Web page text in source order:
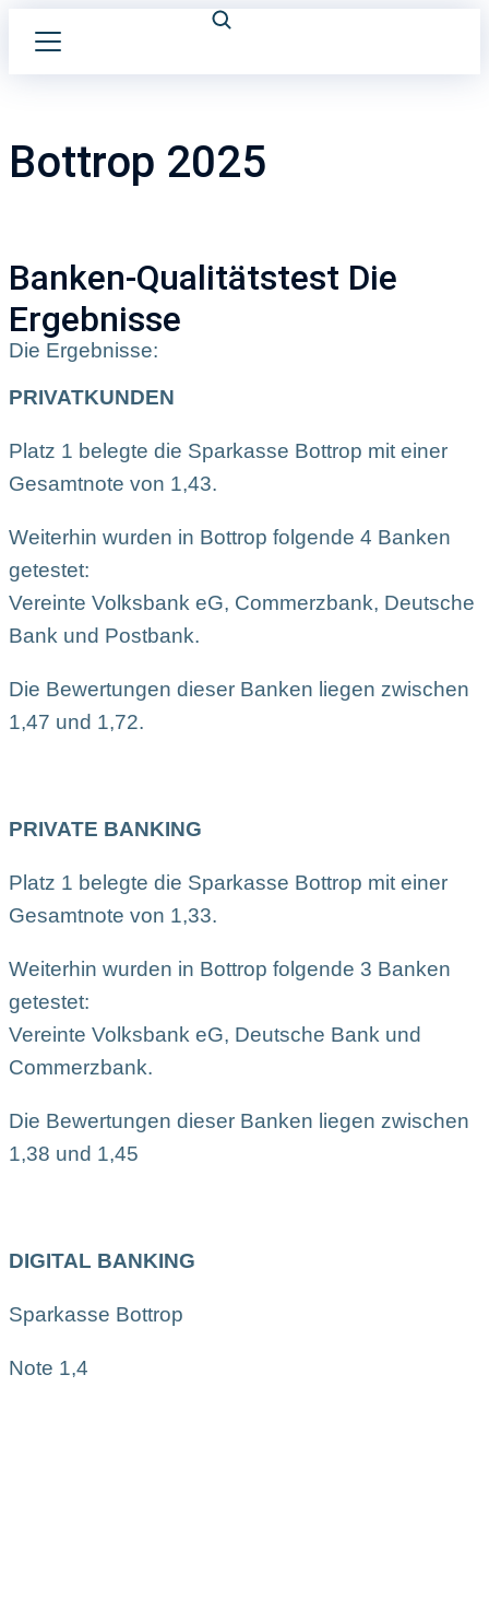
Bottrop 2025
Banken-Qualitätstest Die
Ergebnisse
Die Ergebnisse:
PRIVATKUNDEN
Platz 1 belegte die Sparkasse Bottrop mit einer
Gesamtnote von 1,43.
Weiterhin wurden in Bottrop folgende 4 Banken
getestet:
Vereinte Volksbank eG, Commerzbank, Deutsche
Bank und Postbank.
Die Bewertungen dieser Banken liegen zwischen
1,47 und 1,72.
PRIVATE BANKING
Platz 1 belegte die Sparkasse Bottrop mit einer
Gesamtnote von 1,33.
Weiterhin wurden in Bottrop folgende 3 Banken
getestet:
Vereinte Volksbank eG, Deutsche Bank und
Commerzbank.
Die Bewertungen dieser Banken liegen zwischen
1,38 und 1,45
DIGITAL BANKING
Sparkasse Bottrop
Note 1,4